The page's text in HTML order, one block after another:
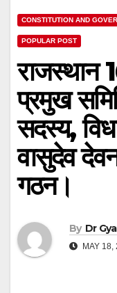
CONSTITUTION AND
POPULAR POST
राजस्थान
प्रमुख
सदस्य,
वासुदेव
गठन।
By Dr
MAY 18,